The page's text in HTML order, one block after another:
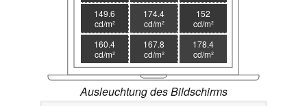
149.6
cd/m²
174.4
cd/m²
152
cd/m²
160.4
cd/m²
167.8
cd/m²
178.4
cd/m²
Ausleuchtung des Bildschirms